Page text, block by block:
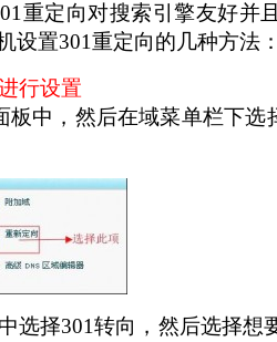
重定向对搜索引擎友好并
设置301重定向的几种方法
行设置
板中，然后在域菜单栏下选
选择301转向，然后选择想